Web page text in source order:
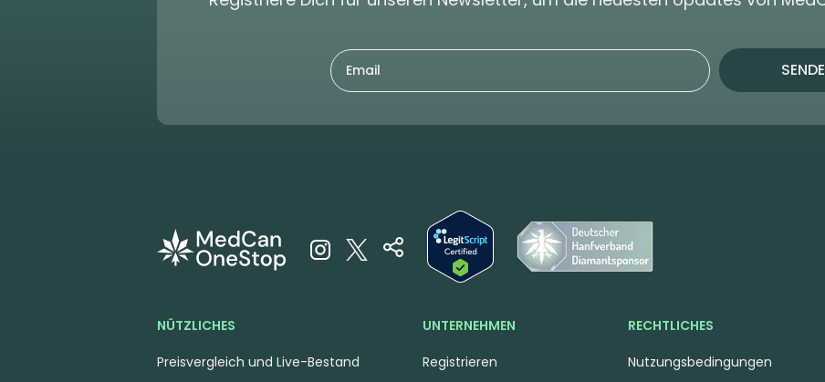
NÜTZLICHES
Preisvergleich und Live-Bestand
UNTERNEHMEN
Registrieren
RECHTLICHES
Nutzungsbedingungen